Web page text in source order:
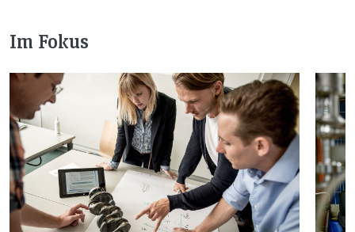
Im Fokus